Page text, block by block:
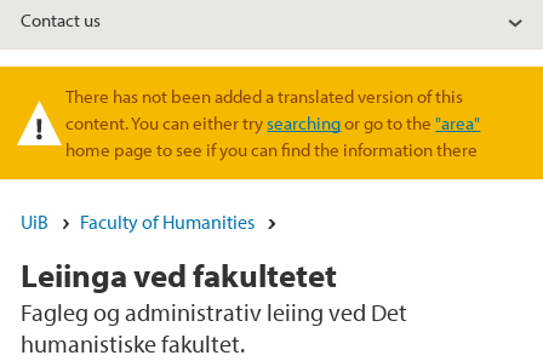
Contact us
Warning message
There has not been added a translated version of this
content. You can either trysearchingor go to the"area"
home page to see if you can find the information there
UiB Faculty of Humanities
Leiinga ved fakultetet
Fagleg og administrativ leiing ved Det
humanistiske fakultet.